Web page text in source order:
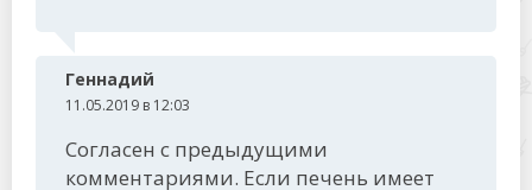
Геннадий
11.05.2019 в 12:03
Согласен с предыдущими
комментариями. Если печень имеет